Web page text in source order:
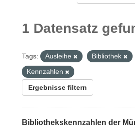
1 Datensatz
Tags: Ausleihe Bibliothek
Kennzahlen
Ergebnisse filtern
Bibliothekskennzahlen der